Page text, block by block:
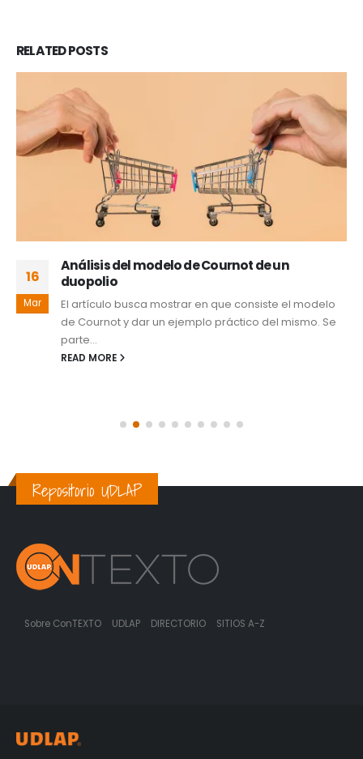
RELATEDPOSTS
16
Mar
Análisis del modelo de Cournot de un
duopolio
El artículo busca mostrar en que consiste el modelo
de Cournot y dar un ejemplo práctico del mismo. Se
parte...
READ MORE
Repositorio UDLAP
Sobre ConTEXTO UDLAP DIRECTORIO SITIOS A-Z